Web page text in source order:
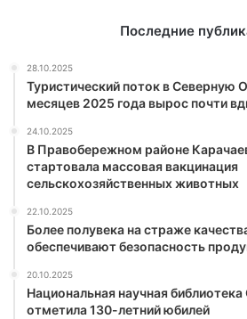
Последние
28.10.2025
Туристический поток в Северную
месяцев 2025 года вырос почти
24.10.2025
В Правобережном районе
стартовала массовая вакцинация
сельскохозяйственных животных
22.10.2025
Более полувека на страже
обеспечивают безопасность
20.10.2025
Национальная научная
отметила 130-летний юбилей